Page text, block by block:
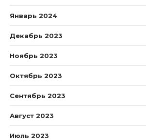
Январь 2024
Декабрь 2023
Ноябрь 2023
Октябрь 2023
Сентябрь 2023
Август 2023
Июль 2023